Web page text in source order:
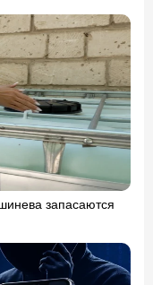
запасаются